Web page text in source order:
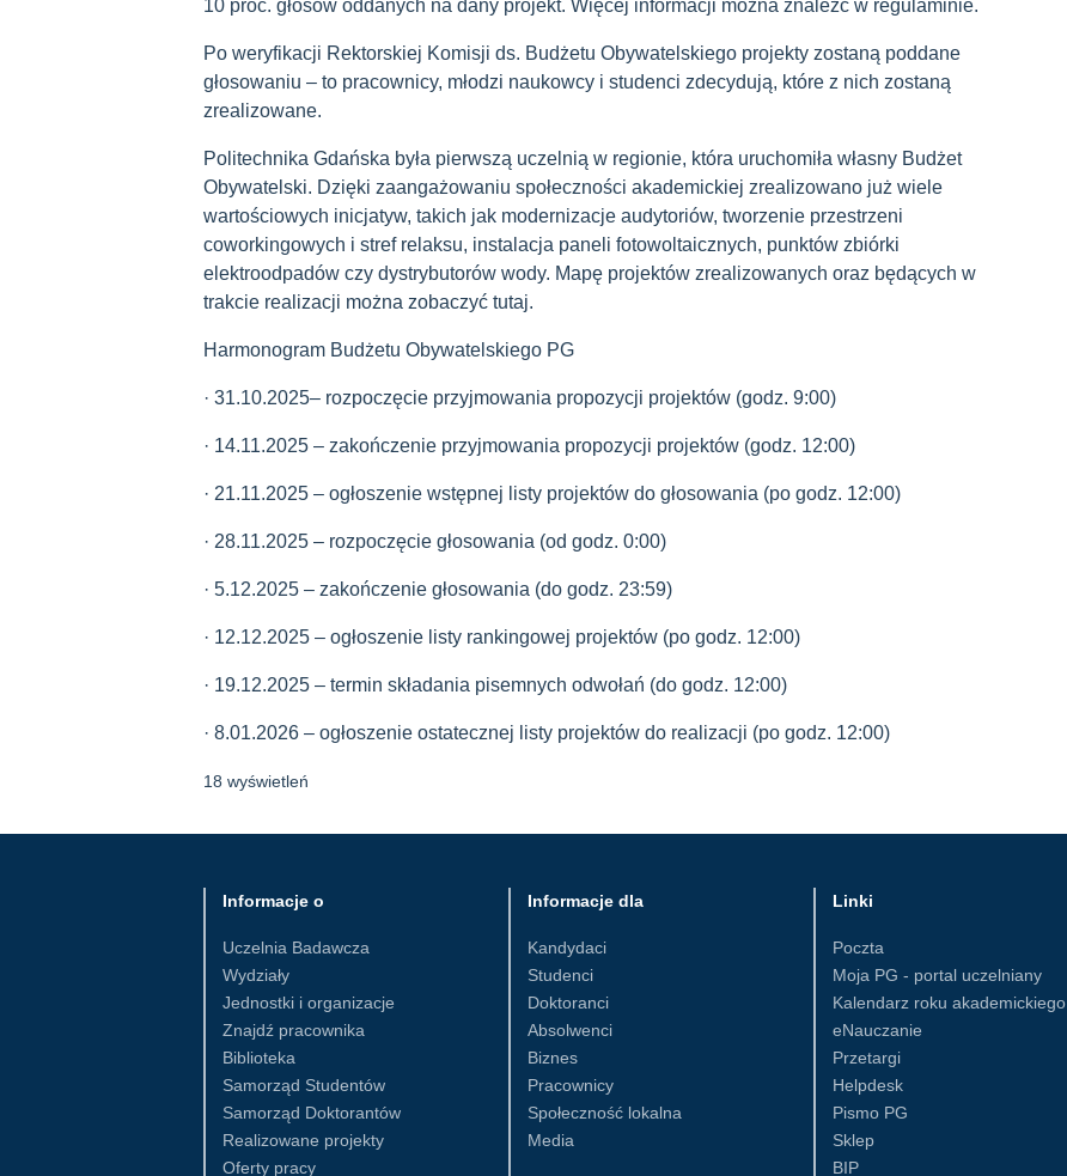
10 proc. głosów oddanych na dany projekt. Więcej informacji można znaleźć w regulaminie.
Po weryfikacji Rektorskiej Komisji ds. Budżetu Obywatelskiego projekty zostaną poddane
głosowaniu – to pracownicy, młodzi naukowcy i studenci zdecydują, które z nich zostaną
zrealizowane.
Politechnika Gdańska była pierwszą uczelnią w regionie, która uruchomiła własny Budżet
Obywatelski. Dzięki zaangażowaniu społeczności akademickiej zrealizowano już wiele
wartościowych inicjatyw, takich jak modernizacje audytoriów, tworzenie przestrzeni
coworkingowych i stref relaksu, instalacja paneli fotowoltaicznych, punktów zbiórki
elektroodpadów czy dystrybutorów wody. Mapę projektów zrealizowanych oraz będących w
trakcie realizacji można zobaczyć tutaj.
Harmonogram Budżetu Obywatelskiego PG
· 31.10.2025– rozpoczęcie przyjmowania propozycji projektów (godz. 9:00)
· 14.11.2025 – zakończenie przyjmowania propozycji projektów (godz. 12:00)
· 21.11.2025 – ogłoszenie wstępnej listy projektów do głosowania (po godz. 12:00)
· 28.11.2025 – rozpoczęcie głosowania (od godz. 0:00)
· 5.12.2025 – zakończenie głosowania (do godz. 23:59)
· 12.12.2025 – ogłoszenie listy rankingowej projektów (po godz. 12:00)
· 19.12.2025 – termin składania pisemnych odwołań (do godz. 12:00)
· 8.01.2026 – ogłoszenie ostatecznej listy projektów do realizacji (po godz. 12:00)
18 wyświetleń
Informacje o
Uczelnia Badawcza
Wydziały
Jednostki i organizacje
Znajdź pracownika
Biblioteka
Samorząd Studentów
Samorząd Doktorantów
Realizowane projekty
Oferty pracy
Informacje dla
Kandydaci
Studenci
Doktoranci
Absolwenci
Biznes
Pracownicy
Społeczność lokalna
Media
Linki
Poczta
Moja PG - portal uczelniany
Kalendarz roku akademickiego
eNauczanie
Przetargi
Helpdesk
Pismo PG
Sklep
BIP